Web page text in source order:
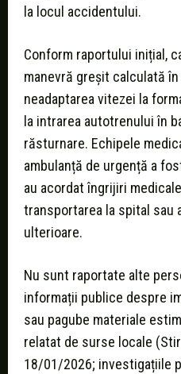
la locul accidentului.
Conform raportului inițial,
manevră greșit calculată
neadaptarea vitezei la
la intrarea autotrenului în
răsturnare. Echipele
ambulanță de urgență a
au acordat îngrijiri
transportarea la spital sau
ulterioare.
Nu sunt raportate alte
informații publice despre
sau pagube materiale
relatat de surse locale
18/01/2026; investigațiile